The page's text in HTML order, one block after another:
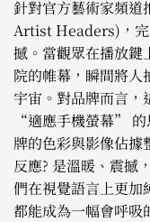
針對官方藝術家頻
Artist Headers)，完
撼。當觀眾在播放鍵
院的帷幕，瞬間將人
宇宙。對品牌而言，
“適應手機螢幕” 的
牌的色彩與影像佔據
反應? 是溫暖、震撼
們在視覺語言上更加
都能成為一幅會呼吸